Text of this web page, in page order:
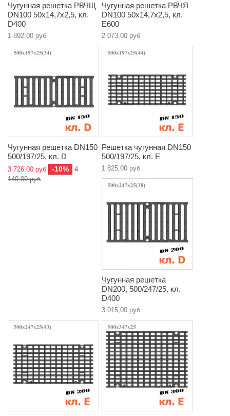
Чугунная решетка РВЧЩ
DN100 50x14,7x2,5, кл.
D400
1 892,00 руб
Чугунная решетка РВЧЯ
DN100 50x14,7x2,5, кл.
E600
2 073,00 руб
Чугунная решетка DN150
500/197/25, кл. D
3 726,00 руб -10%
4
140,00 руб
Решетка чугунная DN150
500/197/25, кл. E
1 825,00 руб
Чугунная решетка
DN200, 500/247/25, кл.
D400
3 015,00 руб